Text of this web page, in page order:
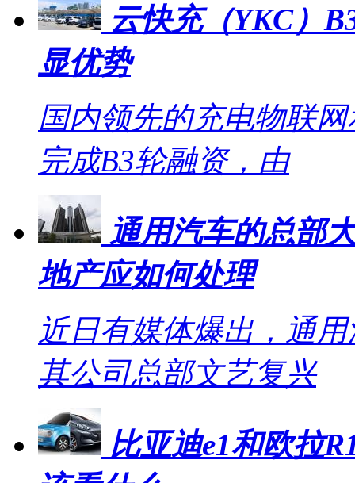
云快充（YKC）
显优势
国内领先的充电物联
完成B3轮融资，由
通用汽车的总部
地产应如何处理
近日有媒体爆出，通
其公司总部文艺复兴
比亚迪e1和欧拉